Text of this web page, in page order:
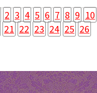
2 3 4 5 6 7 8 9 10
21 22 23 24 25 26